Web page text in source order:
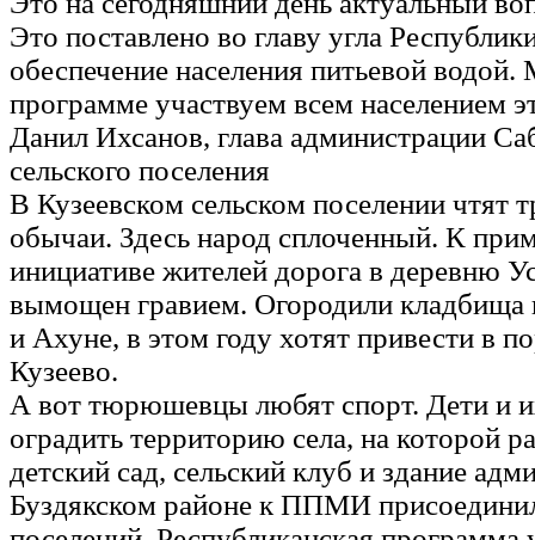
Это поставлено во главу угла
обеспечение населения питьевой
программе участвуем всем населением
Данил Ихсанов, глава администрации
сельского поселения
В Кузеевском сельском поселении чтят
обычаи. Здесь народ сплоченный. К
инициативе жителей дорога в деревню
вымощен гравием. Огородили кладбища
и Ахуне, в этом году хотят привести в
Кузеево.
А вот тюрюшевцы любят спорт. Дети и
оградить территорию села, на которой
детский сад, сельский клуб и здание
Буздякском районе к ППМИ